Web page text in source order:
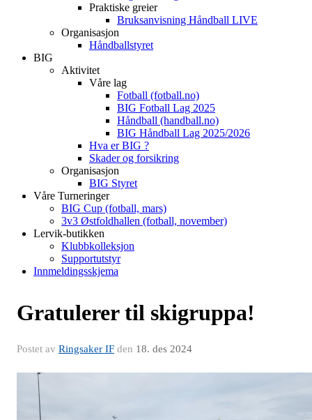
Praktiske greier
Bruksanvisning Håndball LIVE
Organisasjon
Håndballstyret
BIG
Aktivitet
Våre lag
Fotball (fotball.no)
BIG Fotball Lag 2025
Håndball (handball.no)
BIG Håndball Lag 2025/2026
Hva er BIG ?
Skader og forsikring
Organisasjon
BIG Styret
Våre Turneringer
BIG Cup (fotball, mars)
3v3 Østfoldhallen (fotball, november)
Lervik-butikken
Klubbkolleksjon
Supportutstyr
Innmeldingsskjema
Gratulerer til skigruppa!
Postet av Ringsaker IF den 18. des 2024